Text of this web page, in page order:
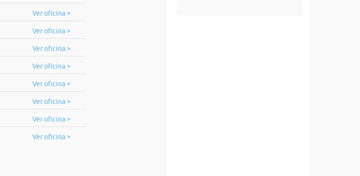
Ver oficina >
Ver oficina >
Ver oficina >
Ver oficina >
Ver oficina >
Ver oficina >
Ver oficina >
Ver oficina >